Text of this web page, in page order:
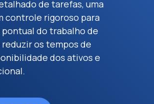
de tarefas, uma
controle rigoroso para
do trabalho de
os tempos de
dos ativos e